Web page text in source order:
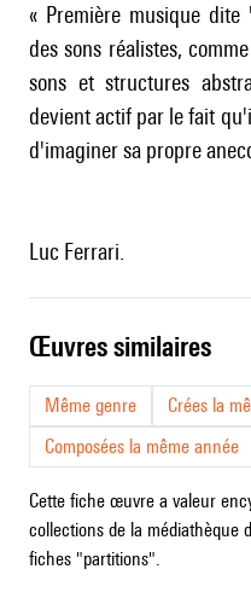
« Première musique
des sons réalistes,
sons et structures
devient actif par le fait
d'imaginer sa propre
Luc Ferrari.
œuvres similaires
Même genre
Crées la
Composées la même année
Cette fiche œuvre a valeur
collections de la médiathèque
fiches "partitions".